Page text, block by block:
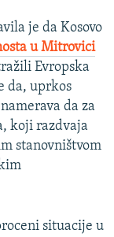
je da Kosovo
u Mitrovici
Evropska
da, uprkos
da za
koji razdvaja
stanovništvom
situacije u